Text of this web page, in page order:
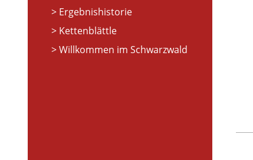
Ergebnishistorie
Kettenblättle
Willkommen im Schwarzwald